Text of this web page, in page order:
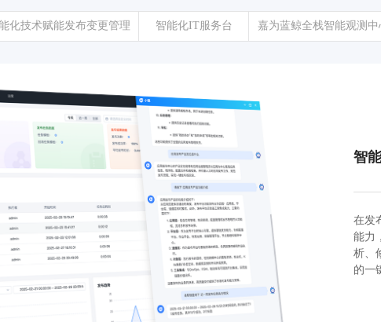
化技术赋能发布变更管理 智能化IT服务台 嘉为蓝鲸全栈智能观测中
智
在发
能力
析、
的一